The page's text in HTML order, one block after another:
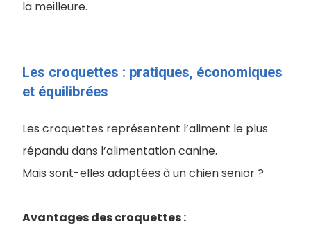
la meilleure.
Les croquettes : pratiques, économiques
et équilibrées
Les croquettes représentent l’aliment le plus
répandu dans l’alimentation canine.
Mais sont-elles adaptées à un chien senior ?
Avantages des croquettes :